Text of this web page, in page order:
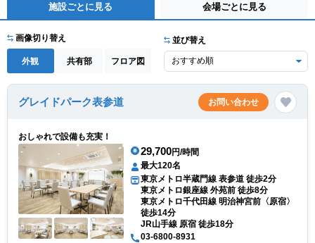
施設ごとに見る 会場ごとに見る
画像切り替え
外観 共有部 フロア図
並び替え
グレイドパーク表参道 お問い合わせ
おしゃれで設備も充実！
29,700円/時間
最大120名
東京メトロ半蔵門線 表参道 徒歩2分
東京メトロ銀座線 外苑前 徒歩8分
東京メトロ千代田線 明治神宮前〈原宿〉
徒歩14分
JR山手線 原宿 徒歩18分
03-6800-8931